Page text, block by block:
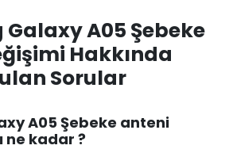
A05 Şebeke
Hakkında
Sorular
A05 Şebeke anteni
ne kadar ?